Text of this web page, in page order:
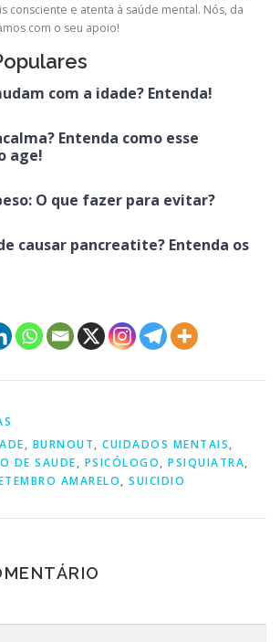
consciente e atenta à saúde mental. Nós, da
com o seu apoio!
com a idade? Entenda!
Entenda como esse
age!
O que fazer para evitar?
causar pancreatite? Entenda os
, BURNOUT, CUIDADOS MENTAIS,
DE SAUDE, PSICÓLOGO, PSIQUIATRA,
AMARELO, SUICIDIO